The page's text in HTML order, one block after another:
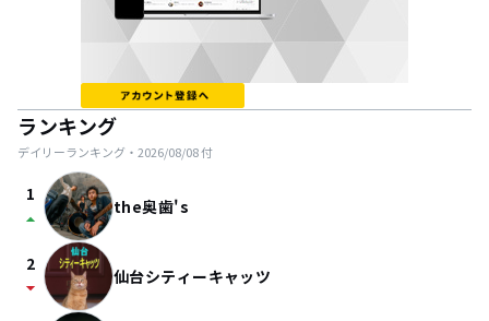
ランキング
デイリーランキング・ 2026/08/08付
1
arrow_drop_up the奥歯's
2
arrow_drop_down 仙台シティーキャッツ